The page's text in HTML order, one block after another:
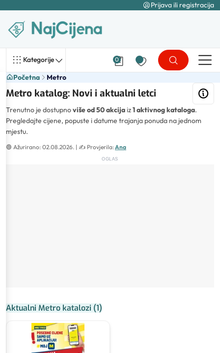
Prijava ili registracija
Kategorije 0
Početna Metro
Metro katalog: Novi i aktualni letci
Trenutno je dostupnoviše od 50 akcija iz1 aktivnog kataloga.
Pregledajte cijene, popuste i datume trajanja ponuda na jednom
mjestu.
🟢 Ažurirano: 02.08.2026. | ✍️ Provjerila:Ana
OGLAS
Aktualni Metro katalozi (1)